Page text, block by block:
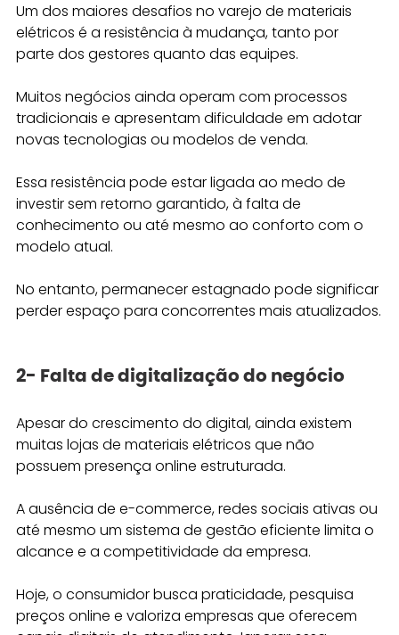
Um dos maiores desafios no varejo de materiais
elétricos é a resistência à mudança, tanto por
parte dos gestores quanto das equipes.
Muitos negócios ainda operam com processos
tradicionais e apresentam dificuldade em adotar
novas tecnologias ou modelos de venda.
Essa resistência pode estar ligada ao medo de
investir sem retorno garantido, à falta de
conhecimento ou até mesmo ao conforto com o
modelo atual.
No entanto, permanecer estagnado pode significar
perder espaço para concorrentes mais atualizados.
2- Falta de digitalização do negócio
Apesar do crescimento do digital, ainda existem
muitas lojas de materiais elétricos que não
possuem presença online estruturada.
A ausência de e-commerce, redes sociais ativas ou
até mesmo um sistema de gestão eficiente limita o
alcance e a competitividade da empresa.
Hoje, o consumidor busca praticidade, pesquisa
preços online e valoriza empresas que oferecem